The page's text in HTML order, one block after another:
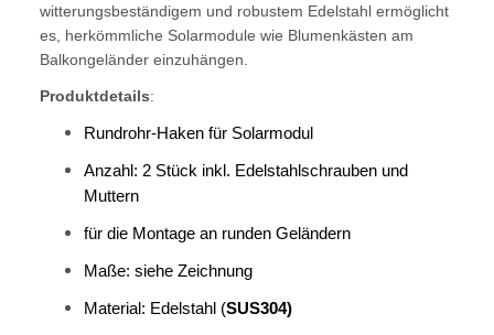
witterungsbeständigem und robustem Edelstahl ermöglicht
es, herkömmliche Solarmodule wie Blumenkästen am
Balkongeländer einzuhängen.
Produktdetails:
Rundrohr-Haken für Solarmodul
Anzahl: 2 Stück inkl. Edelstahlschrauben und
Muttern
für die Montage an runden Geländern
Maße: siehe Zeichnung
Material: Edelstahl (SUS304)